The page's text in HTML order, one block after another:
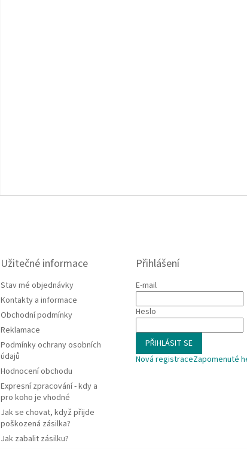
Užitečné informace
Stav mé objednávky
Kontakty a informace
Obchodní podmínky
Reklamace
Podmínky ochrany osobních
údajů
Hodnocení obchodu
Expresní zpracování - kdy a
pro koho je vhodné
Jak se chovat, když přijde
poškozená zásilka?
Jak zabalit zásilku?
Přihlášení
E-mail
Heslo
PŘIHLÁSIT SE
Nová registraceZapomenuté